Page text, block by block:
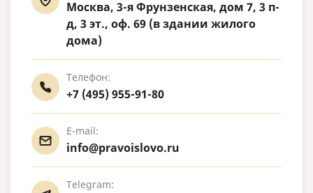
Москва, 3-я Фрунзенская, дом 7, 3 п-
д, 3 эт., оф. 69 (в здании жилого
дома)
Телефон:
+7 (495) 955-91-80
E-mail:
info@pravoislovo.ru
Telegram: